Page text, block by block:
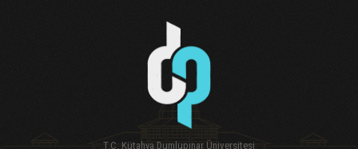
T.C. Kütahya Dumlupınar Üniversitesi